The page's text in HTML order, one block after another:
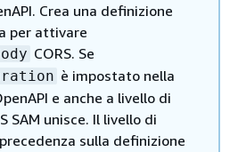
Crea una definizione
per attivare
CORS. Se
è impostato nella
e anche a livello di
SAM unisce. Il livello di
sulla definizione